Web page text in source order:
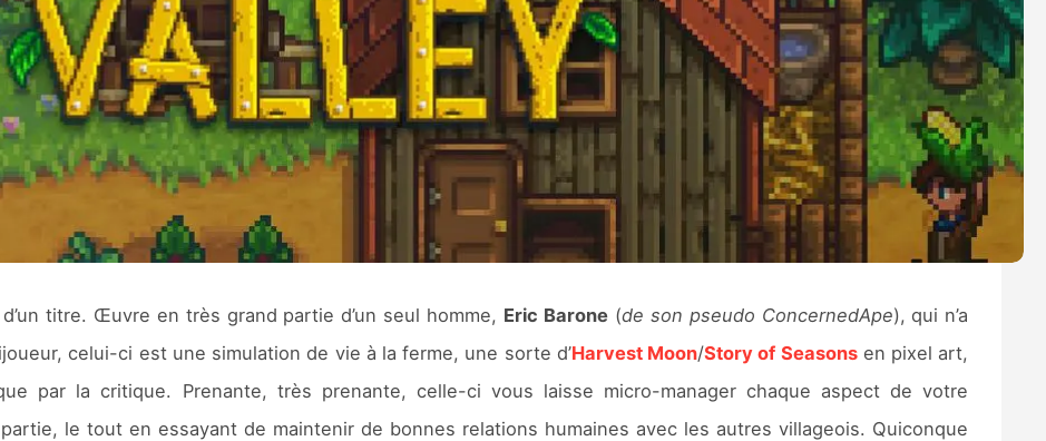
titre. Œuvre en très grand partie d’un seul homme, Eric Barone(de son pseudo ConcernedApe), qui n’a
celui-ci est une simulation de vie à la ferme, une sorte d’Harvest Moon/Story of Seasonsen pixel art,
par la critique. Prenante, très prenante, celle-ci vous laisse micro-manager chaque aspect de votre
le tout en essayant de maintenir de bonnes relations humaines avec les autres villageois. Quiconque